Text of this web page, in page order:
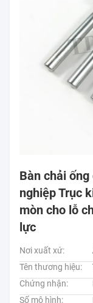
Bàn chải
nghiệp Trục
mòn cho lỗ
lực
Nơi xuất xứ:
Tên thương hiệu:
Chứng nhận:
Số mô hình: